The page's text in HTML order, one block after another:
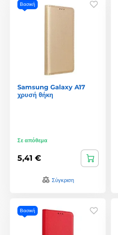
Βασική
Samsung Galaxy A17
χρυσή θήκη
Σε απόθεμα
5,41 €
Σύγκριση
Βασική